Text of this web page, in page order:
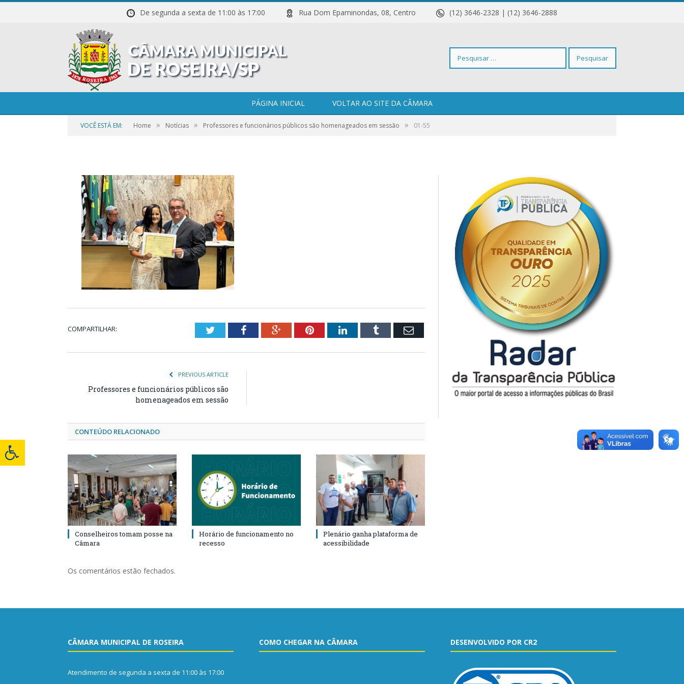
De segunda a sexta de 11:00 às 17:00 Rua Dom Epaminondas, 08, Centro (12) 3646-2328 | (12) 3646-2888
Pesquisar
PÁGINA INICIAL VOLTAR AO SITE DA CÂMARA
VOCÊ ESTÁ EM: Home » Notícias » Professores e funcionários públicos são homenageados em sessão » 01-55
COMPARTILHAR: TwitterFacebookGoogle+PinterestLinkedInTumblr Email
PREVIOUS ARTICLE
Professores e funcionários públicos são
homenageados em sessão
CONTEÚDO RELACIONADO
Conselheiros tomam posse na
Câmara
Horário de funcionamento no
recesso
Plenário ganha plataforma de
acessibilidade
Os comentários estão fechados.
CÂMARA MUNICIPAL DE ROSEIRA
Atendimento de segunda a sexta de 11:00 às 17:00
COMO CHEGAR NA CÂMARA DESENVOLVIDO POR CR2